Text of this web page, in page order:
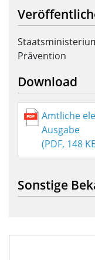
Prävention
Download
Amtliche
Ausgabe
(PDF, 148
Sonstige